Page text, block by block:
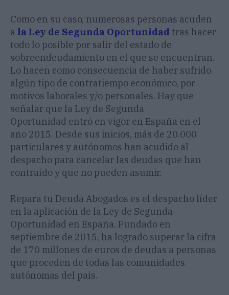
Como en su caso, numerosas personas acuden
a la Ley de Segunda Oportunidad tras hacer
todo lo posible por salir del estado de
sobreendeudamiento en el que se encuentran.
Lo hacen como consecuencia de haber sufrido
algún tipo de contratiempo económico, por
motivos laborales y/o personales. Hay que
señalar que la Ley de Segunda
Oportunidad entró en vigor en España en el
año 2015. Desde sus inicios, más de 20.000
particulares y autónomos han acudido al
despacho para cancelar las deudas que han
contraído y que no pueden asumir.
Repara tu Deuda Abogados es el despacho líder
en la aplicación de la Ley de Segunda
Oportunidad en España. Fundado en
septiembre de 2015, ha logrado superar la cifra
de 170 millones de euros de deudas a personas
que proceden de todas las comunidades
autónomas del país.